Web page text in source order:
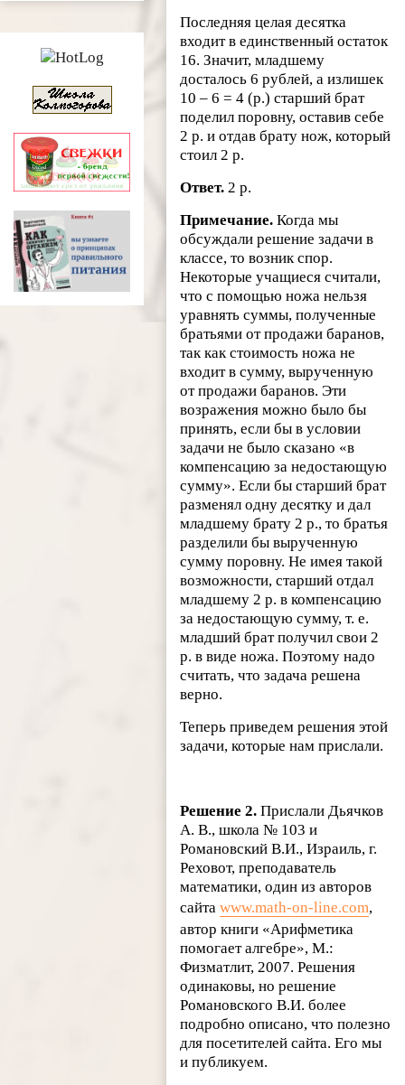
Последняя целая десятка
входит в единственный остаток
16. Значит, младшему
досталось 6 рублей, а излишек
10 – 6 = 4 (р.) старший брат
поделил поровну, оставив себе
2 р. и отдав брату нож, который
стоил 2 р.
Ответ. 2 р.
Примечание. Когда мы
обсуждали решение задачи в
классе, то возник спор.
Некоторые учащиеся считали,
что с помощью ножа нельзя
уравнять суммы, полученные
братьями от продажи баранов,
так как стоимость ножа не
входит в сумму, вырученную
от продажи баранов. Эти
возражения можно было бы
принять, если бы в условии
задачи не было сказано «в
компенсацию за недостающую
сумму». Если бы старший брат
разменял одну десятку и дал
младшему брату 2 р., то братья
разделили бы вырученную
сумму поровну. Не имея такой
возможности, старший отдал
младшему 2 р. в компенсацию
за недостающую сумму, т. е.
младший брат получил свои 2
р. в виде ножа. Поэтому надо
считать, что задача решена
верно.
Теперь приведем решения этой
задачи, которые нам прислали.
Решение 2. Прислали Дьячков
А. В., школа № 103 и
Романовский В.И., Израиль, г.
Реховот, преподаватель
математики, один из авторов
сайтаwww.math-on-line.com,
автор книги «Арифметика
помогает алгебре», М.:
Физматлит, 2007. Решения
одинаковы, но решение
Романовского В.И. более
подробно описано, что полезно
для посетителей сайта. Его мы
и публикуем.